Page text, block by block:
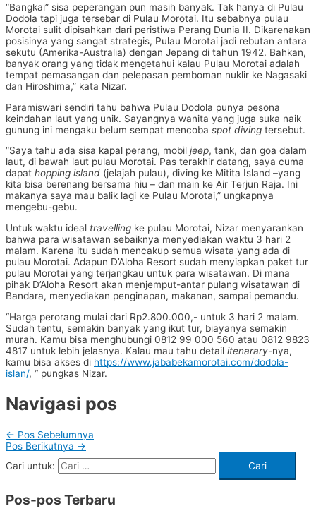
“Bangkai” sisa peperangan pun masih banyak. Tak hanya di Pulau
Dodola tapi juga tersebar di Pulau Morotai. Itu sebabnya pulau
Morotai sulit dipisahkan dari peristiwa Perang Dunia II. Dikarenakan
posisinya yang sangat strategis, Pulau Morotai jadi rebutan antara
sekutu (Amerika-Australia) dengan Jepang di tahun 1942. Bahkan,
banyak orang yang tidak mengetahui kalau Pulau Morotai adalah
tempat pemasangan dan pelepasan pemboman nuklir ke Nagasaki
dan Hiroshima,” kata Nizar.
Paramiswari sendiri tahu bahwa Pulau Dodola punya pesona
keindahan laut yang unik. Sayangnya wanita yang juga suka naik
gunung ini mengaku belum sempat mencoba spot diving tersebut.
“Saya tahu ada sisa kapal perang, mobil jeep, tank, dan goa dalam
laut, di bawah laut pulau Morotai. Pas terakhir datang, saya cuma
dapat hopping island (jelajah pulau), diving ke Mitita Island –yang
kita bisa berenang bersama hiu – dan main ke Air Terjun Raja. Ini
makanya saya mau balik lagi ke Pulau Morotai,” ungkapnya
mengebu-gebu.
Untuk waktu ideal travelling ke pulau Morotai, Nizar menyarankan
bahwa para wisatawan sebaiknya menyediakan waktu 3 hari 2
malam. Karena itu sudah mencakup semua wisata yang ada di
pulau Morotai. Adapun D’Aloha Resort sudah menyiapkan paket tur
pulau Morotai yang terjangkau untuk para wisatawan. Di mana
pihak D’Aloha Resort akan menjemput-antar pulang wisatawan di
Bandara, menyediakan penginapan, makanan, sampai pemandu.
“Harga perorang mulai dari Rp2.800.000,- untuk 3 hari 2 malam.
Sudah tentu, semakin banyak yang ikut tur, biayanya semakin
murah. Kamu bisa menghubungi 0812 99 000 560 atau 0812 9823
4817 untuk lebih jelasnya. Kalau mau tahu detail itenarary-nya,
kamu bisa akses di https://www.jababekamorotai.com/dodola-
islan/, “ pungkas Nizar.
Navigasi pos
← Pos Sebelumnya
Pos Berikutnya →
Cari untuk:
Pos-pos Terbaru